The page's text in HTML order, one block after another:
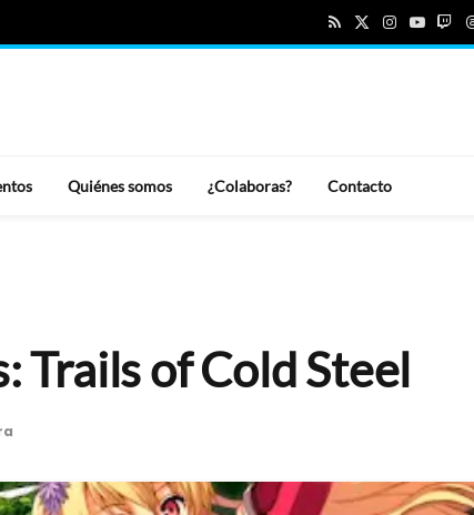
RSSX
Instagram
Quiénes somos ¿Colaboras? Contacto
Trails of Cold Steel